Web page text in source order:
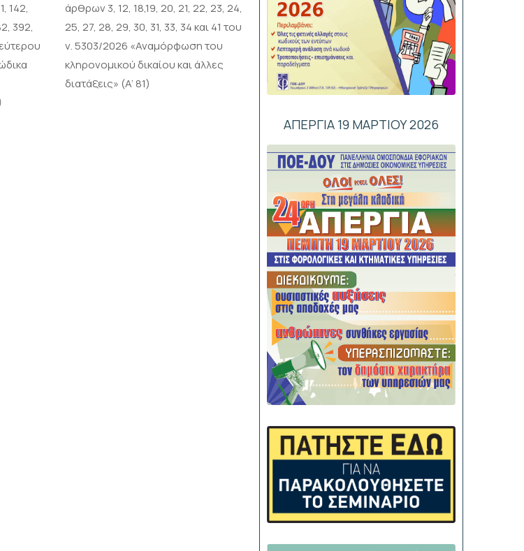
142,
392,
άρθρων 3, 12, 18,19, 20, 21, 22, 23, 24,
25, 27, 28, 29, 30, 31, 33, 34 και 41 του
ν. 5303/2026 «Αναμόρφωση του
κληρονομικού δικαίου και άλλες
διατάξεις» (A’ 81)
ΑΠΕΡΓΙΑ 19 ΜΑΡΤΙΟΥ 2026